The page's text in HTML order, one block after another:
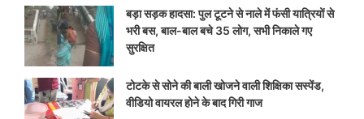
बड़ा सड़क हादसा: पुल टूटने से नाले में फंसी यात्रियों से
भरी बस, बाल-बाल बचे 35 लोग, सभी निकाले गए
सुरक्षित
टोटके से सोने की बाली खोजने वाली शिक्षिका सस्पेंड,
वीडियो वायरल होने के बाद गिरी गाज